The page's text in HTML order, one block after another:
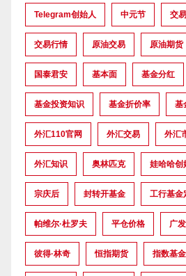
Telegram创始人 中元节 交
交易行情 原油交易 原油期货
国泰君安 基本面 基金分红
基金投资知识 基金折价率 基
外汇110官网 外汇交易 外汇
外汇知识 奥林匹克 娃哈哈创
宗庆后 封转开基金 工行基金
帕维尔·杜罗夫 平仓价格 广
彼得·林奇 恒指期货 指数基金